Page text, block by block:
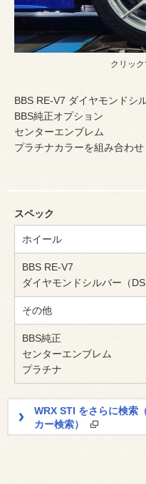
クリッ
BBS RE-V7 ダイヤモンドシ
BBS純正オプション
センターエンブレム
プラチナカラーを組み合わせ
スペック
ホイール
BBS RE-V7
ダイヤモンドシルバー（DS
その他
BBS純正
センターエンブレム
プラチナ
WRX STI をさらに検索
カー検索）